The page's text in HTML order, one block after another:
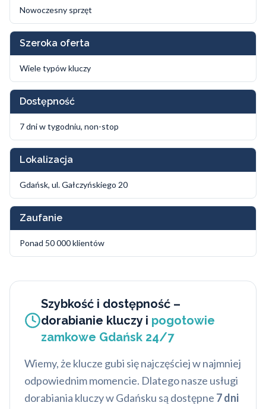
Nowoczesny sprzęt
Szeroka oferta
Wiele typów kluczy
Dostępność
7 dni w tygodniu, non-stop
Lokalizacja
Gdańsk, ul. Gałczyńskiego 20
Zaufanie
Ponad 50 000 klientów
Szybkość i dostępność –
dorabianie kluczy i pogotowie
zamkowe Gdańsk 24/7
Wiemy, że klucze gubi się najczęściej w najmniej
odpowiednim momencie. Dlatego nasze usługi
dorabiania kluczy w Gdańsku są dostępne 7 dni